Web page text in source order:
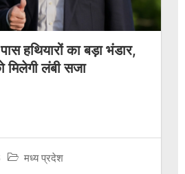
हथियारों का बड़ा भंडार,
मिलेगी लंबी सजा
मध्य प्रदेश